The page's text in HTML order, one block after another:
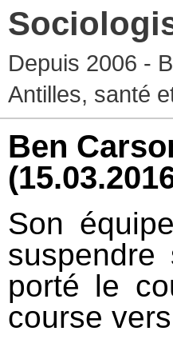
Depuis 2006 -
Antilles, santé
Ben
Son
porté le
course